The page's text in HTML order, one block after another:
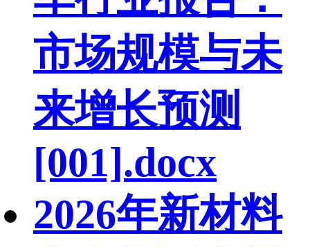
市场规模与未
来增长预测
[001].docx
2026年新材料